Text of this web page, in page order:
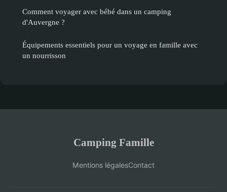
Comment voyager avec bébé dans un camping
d'Auvergne ?
Équipements essentiels pour un voyage en famille avec
un nourrisson
Camping Famille
Mentions légalesContact